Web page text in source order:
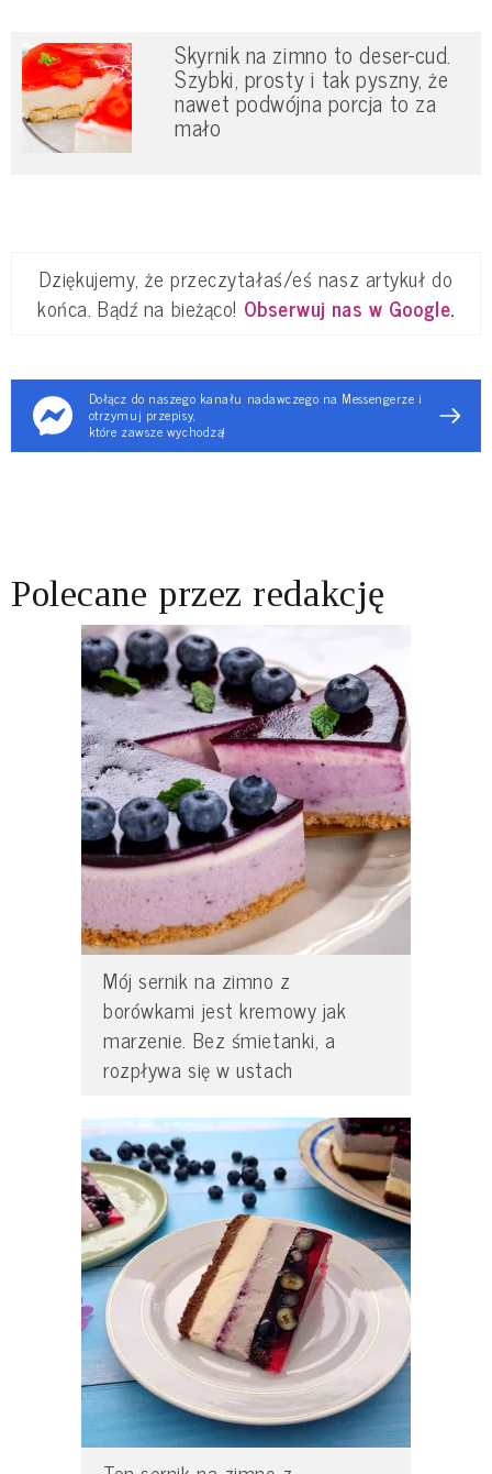
Skyrnik na zimno to deser-cud.
Szybki, prosty i tak pyszny, że
nawet podwójna porcja to za
mało
Dziękujemy, że przeczytałaś/eś nasz artykuł do
końca. Bądź na bieżąco! Obserwuj nas w Google.
Dołącz do naszego kanału nadawczego na Messengerze i
otrzymuj przepisy,
które zawsze wychodzą!
Polecane przez redakcję
Mój sernik na zimno z
borówkami jest kremowy jak
marzenie. Bez śmietanki, a
rozpływa się w ustach